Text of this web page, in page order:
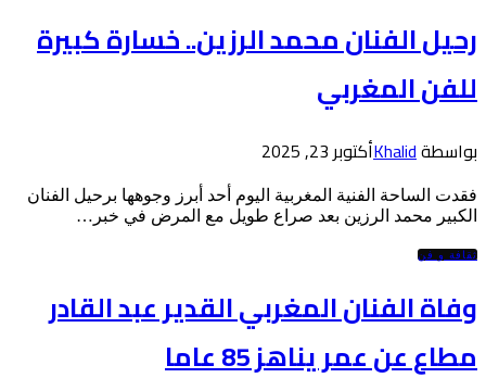
رحيل الفنان محمد الرزين.. خسارة كبيرة
للفن المغربي
بواسطةKhalidأكتوبر 23, 2025
فقدت الساحة الفنية المغربية اليوم أحد أبرز وجوهها برحيل الفنان
الكبير محمد الرزين بعد صراع طويل مع المرض في خبر…
ثقافة و فن
وفاة الفنان المغربي القدير عبد القادر
مطاع عن عمر يناهز 85 عاما